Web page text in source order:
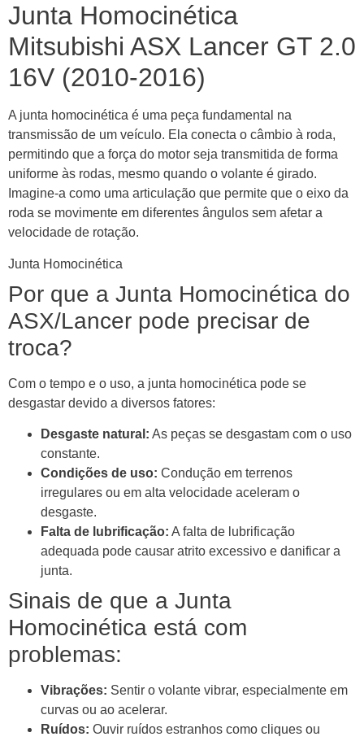
Junta Homocinética
Mitsubishi ASX Lancer GT 2.0
16V (2010-2016)
A junta homocinética é uma peça fundamental na
transmissão de um veículo. Ela conecta o câmbio à roda,
permitindo que a força do motor seja transmitida de forma
uniforme às rodas, mesmo quando o volante é girado.
Imagine-a como uma articulação que permite que o eixo da
roda se movimente em diferentes ângulos sem afetar a
velocidade de rotação.
Junta Homocinética
Por que a Junta Homocinética do
ASX/Lancer pode precisar de
troca?
Com o tempo e o uso, a junta homocinética pode se
desgastar devido a diversos fatores:
Desgaste natural: As peças se desgastam com o uso
constante.
Condições de uso: Condução em terrenos
irregulares ou em alta velocidade aceleram o
desgaste.
Falta de lubrificação: A falta de lubrificação
adequada pode causar atrito excessivo e danificar a
junta.
Sinais de que a Junta
Homocinética está com
problemas:
Vibrações: Sentir o volante vibrar, especialmente em
curvas ou ao acelerar.
Ruídos: Ouvir ruídos estranhos como cliques ou